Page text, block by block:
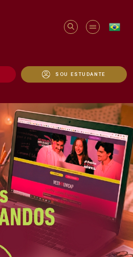
SOU ESTUDANTE